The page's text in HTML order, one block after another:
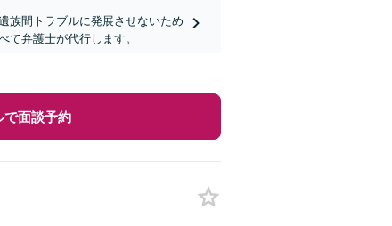
族間トラブルに発展させないため
弁護士が代行します。
で面談予約